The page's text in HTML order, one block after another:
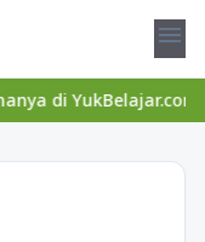
menu
Mulai